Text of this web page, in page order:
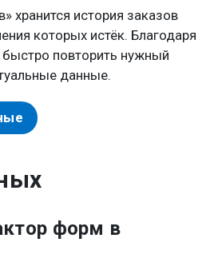
хранится история заказов
которых истёк. Благодаря
повторить нужный
данные.
форм в